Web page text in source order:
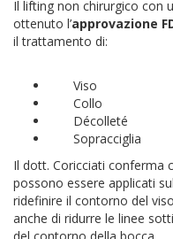
Il lifting non chirurgico con
ottenuto l’approvazione
il trattamento di:
Viso
Collo
Décolleté
Sopracciglia
Il dott. Coricciati conferma
possono essere applicati
ridefinire il contorno del
anche di ridurre le linee